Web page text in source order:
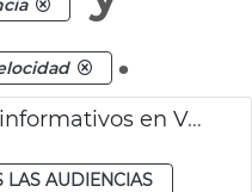
.
Instalación 3 radares informativos en València
LAS AUDIENCIAS